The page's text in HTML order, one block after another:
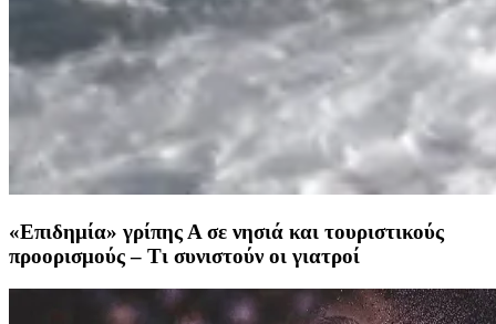
«Επιδημία» γρίπης Α σε νησιά και τουριστικούς
προορισμούς – Τι συνιστούν οι γιατροί